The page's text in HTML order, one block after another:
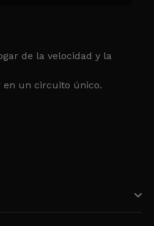
de la velocidad y la
en un circuito único.